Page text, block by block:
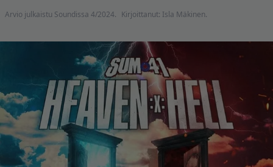
Arvio julkaistu Soundissa 4/2024. Kirjoittanut: Isla Mäkinen.